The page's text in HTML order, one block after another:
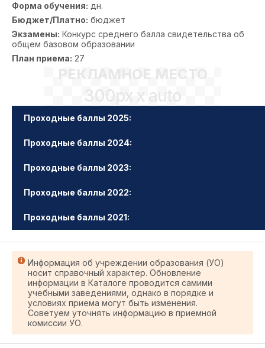
Форма обучения: дн.
Бюджет/Платно: бюджет
Экзамены: Конкурс среднего балла свидетельства об
общем базовом образовании
План приема: 27
РЕКЛАМНОЕ МЕСТО
300px x auto
Проходные баллы 2025:
Проходные баллы 2024:
Проходные баллы 2023:
Проходные баллы 2022:
Проходные баллы 2021:
Информация об учреждении образования (УО)
носит справочный характер. Обновление
информации в Каталоге проводится самими
учебными заведениями, однако в порядке и
условиях приема могут быть изменения.
Советуем уточнять информацию в приемной
комиссии УО.